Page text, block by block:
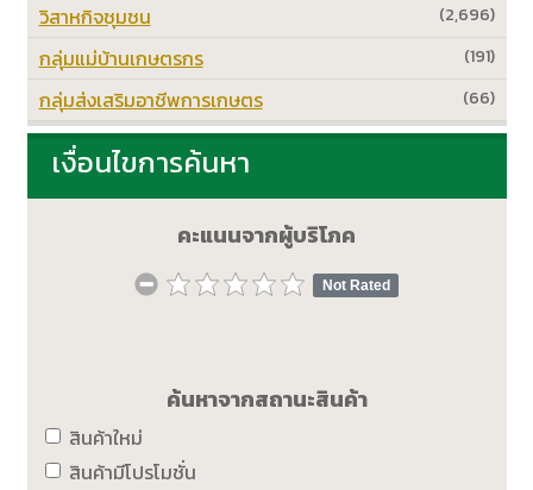
(2,696)
วิสาหกิจชุมชน
(191)
กลุ่มแม่บ้านเกษตรกร
(66)
กลุ่มส่งเสริมอาชีพการเกษตร
เงื่อนไขการค้นหา
คะแนนจากผู้บริโภค
Not Rated
ค้นหาจากสถานะสินค้า
สินค้าใหม่
สินค้ามีโปรโมชั่น